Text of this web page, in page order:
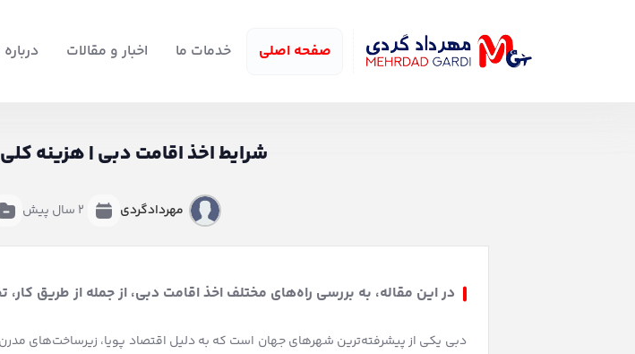
صفحه اصلی خدمات ما اخبار و مقالات درباره
شرایط اخذ اقامت دبی | هزینه
مهردادگردی 2 سال پیش
در این مقاله، به بررسی راه‌های مختلف اخذ اقامت دبی، از جمله از طریق
دبی یکی از پیشرفته‌ترین شهرهای جهان است که به دلیل اقتصاد پویا، زیرساخت‌های